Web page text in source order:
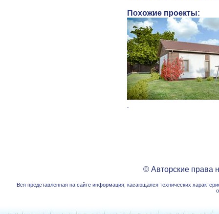
Похожие проекты:
© Авторские права
Вся представленная на сайте информация, касающаяся технических